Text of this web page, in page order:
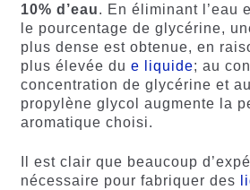
10% d’eau. En éliminant l’eau
le pourcentage de glycérine,
plus dense est obtenue, en
plus élevée du e liquide; au
concentration de glycérine et
propylène glycol augmente la
aromatique choisi.
Il est clair que beaucoup
nécessaire pour fabriquer des